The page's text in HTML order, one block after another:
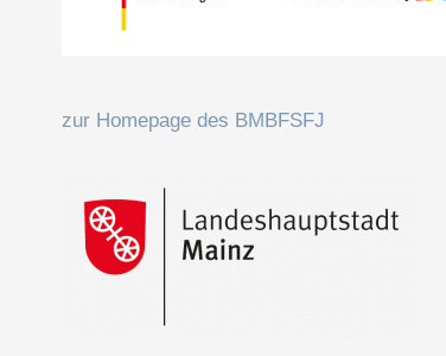
zur Homepage des BMBFSFJ